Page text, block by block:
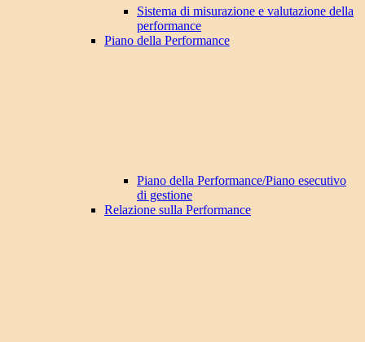
Sistema di misurazione e valutazione della
performance
Piano della Performance
Piano della Performance/Piano esecutivo
di gestione
Relazione sulla Performance